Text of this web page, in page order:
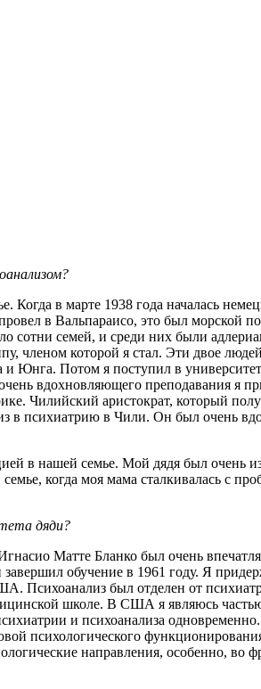
в марте 1938 года началась
в Вальпараисо, это был морской
семей, и среди них были
которой я стал. Эти двое
Потом я поступил в
вдохновляющего преподавания я
Чилийский аристократ, который
психиатрию в Чили. Он был очень
в нашей семье. Мой дядя был очень
когда моя мама сталкивалась с
дяди?
Матте Бланко был очень
обучение в 1961 году. Я
Психоанализ был отделен от
школе. В США я являюсь
и психоанализа
психологического
направления, особенно, во